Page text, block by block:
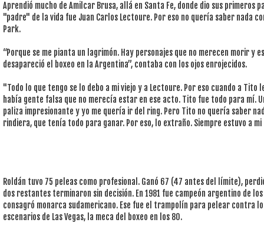
Aprendió mucho de Amilcar Brusa, allá en Santa Fe, donde dio sus primeros
"padre" de la vida fue Juan Carlos Lectoure. Por eso no quería saber nada
Park.
“Porque se me pianta un lagrimón. Hay personajes que no merecen morir y
desapareció el boxeo en la Argentina”, contaba con los ojos enrojecidos.
"Todo lo que tengo se lo debo a mi viejo y a Lectoure. Por eso cuando a Tito
había gente falsa que no merecía estar en ese acto. Tito fue todo para mí.
paliza impresionante y yo me quería ir del ring. Pero Tito no quería saber
rindiera, que tenía todo para ganar. Por eso, lo extraño. Siempre estuvo a mi
Roldán tuvo 75 peleas como profesional. Ganó 67 (47 antes del límite),
dos restantes terminaron sin decisión. En 1981 fue campeón argentino de los
consagró monarca sudamericano. Ese fue el trampolín para pelear contra
escenarios de Las Vegas, la meca del boxeo en los 80.